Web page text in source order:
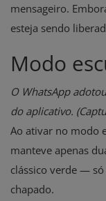
mensageiro.
esteja sendo
Modo
O WhatsApp
do aplicativo.
Ao ativar no modo
manteve apenas
clássico verde —
chapado.